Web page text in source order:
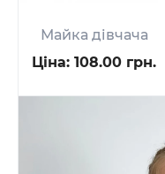
Майка дівчача
Ціна: 108.00 грн.